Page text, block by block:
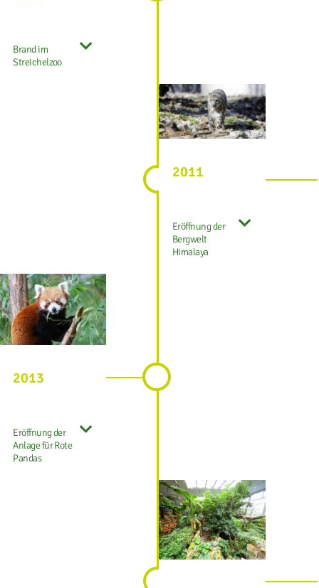
Brand im
Streichelzoo
2011
Eröffnung der
Bergwelt
Himalaya
2013
Eröffnung der
Anlage für Rote
Pandas